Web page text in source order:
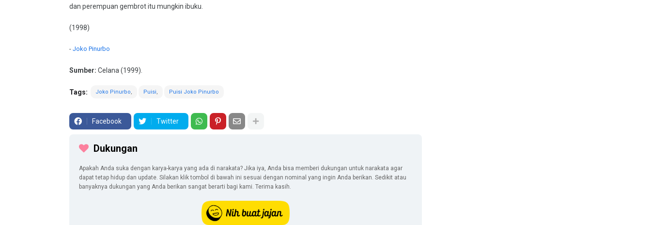
dan perempuan gembrot itu mungkin ibuku.
(1998)
- Joko Pinurbo
Sumber: Celana (1999).
Tags: Joko Pinurbo Puisi Puisi Joko Pinurbo
Facebook Twitter
Dukungan
Apakah Anda suka dengan karya-karya yang ada di narakata? Jika iya, Anda bisa memberi dukungan untuk narakata agar
dapat tetap hidup dan update. Silakan klik tombol di bawah ini sesuai dengan nominal yang ingin Anda berikan. Sedikit atau
banyaknya dukungan yang Anda berikan sangat berarti bagi kami. Terima kasih.